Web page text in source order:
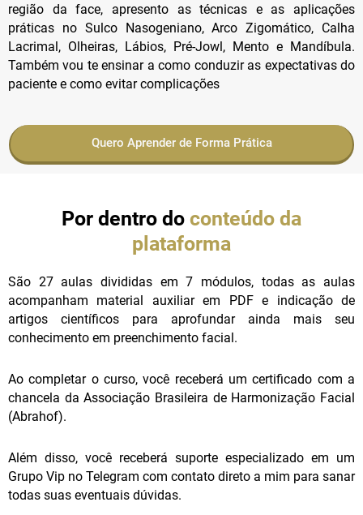
região da face, apresento as técnicas e as aplicações
práticas no Sulco Nasogeniano, Arco Zigomático, Calha
Lacrimal, Olheiras, Lábios, Pré-Jowl, Mento e Mandíbula.
Também vou te ensinar a como conduzir as expectativas do
paciente e como evitar complicações
Quero Aprender de Forma Prática
Por dentro do conteúdo da
plataforma
São 27 aulas divididas em 7 módulos, todas as aulas
acompanham material auxiliar em PDF e indicação de
artigos científicos para aprofundar ainda mais seu
conhecimento em preenchimento facial.
Ao completar o curso, você receberá um certificado com a
chancela da Associação Brasileira de Harmonização Facial
(Abrahof).
Além disso, você receberá suporte especializado em um
Grupo Vip no Telegram com contato direto a mim para sanar
todas suas eventuais dúvidas.